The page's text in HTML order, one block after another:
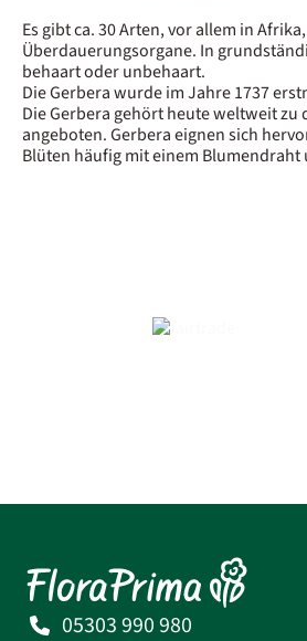
Es gibt ca. 30 Arten, vor allem in
Überdauerungsorgane. In
behaart oder unbehaart.
Die Gerbera wurde im Jahre 1737
Die Gerbera gehört heute weltweit
angeboten. Gerbera eignen sich
Blüten häufig mit einem Blumendraht
05303 990 980